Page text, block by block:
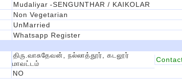
Mudaliyar -SENGUNTHAR / KAIKOLAR
Non Vegetarian
UnMarried
Whatsapp Register
திரு.வாசுதேவன், நல்லாத்தூர், கடலூர்
மாவட்டம்
NO